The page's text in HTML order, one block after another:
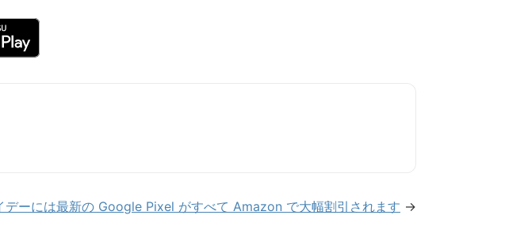
デーには最新の Google Pixel がすべて Amazon で大幅割引されます →